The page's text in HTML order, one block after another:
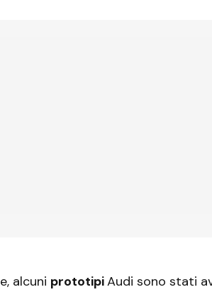
alcuni prototipiAudi sono stati